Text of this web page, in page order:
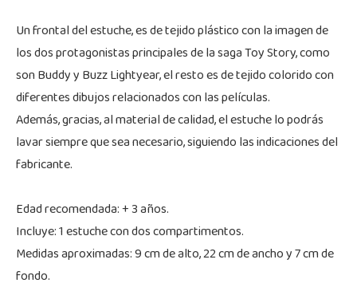
Un frontal del estuche, es de tejido plástico con la imagen de
los dos protagonistas principales de la saga Toy Story, como
son Buddy y Buzz Lightyear, el resto es de tejido colorido con
diferentes dibujos relacionados con las películas.
Además, gracias, al material de calidad, el estuche lo podrás
lavar siempre que sea necesario, siguiendo las indicaciones del
fabricante.
Edad recomendada: + 3 años.
Incluye: 1 estuche con dos compartimentos.
Medidas aproximadas: 9 cm de alto, 22 cm de ancho y 7 cm de
fondo.